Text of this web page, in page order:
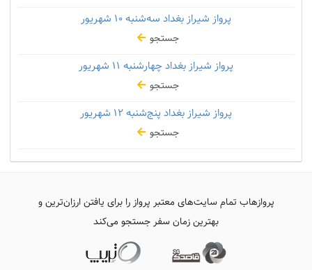
پرواز شیراز بغداد سه‌شنبه
جستجو
پرواز شیراز بغداد چهارشنبه
جستجو
پرواز شیراز بغداد پنج‌شنبه
جستجو
پروازهاب تمام سایت‌های معتبر پرواز را برای یافتن ارزان‌ترین و
بهترین زمان سفر جستجو می‌کند